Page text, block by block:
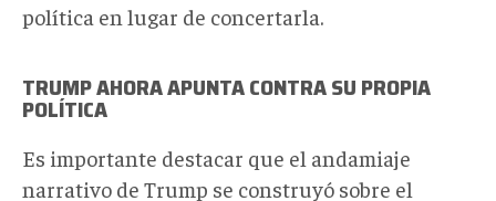
política en lugar de concertarla.
TRUMP AHORA APUNTA CONTRA SU PROPIA
POLÍTICA
Es importante destacar que el andamiaje
narrativo de Trump se construyó sobre el